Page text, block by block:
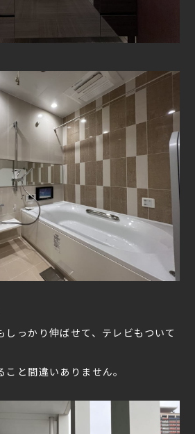
しっかり伸ばせて、テレビもついて
と間違いありません。